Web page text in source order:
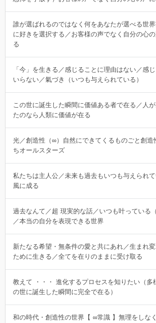
誰が選ばれるのではなく何をあなたが選べる世
に好きを選択する／お客様の声でなく自分の心
る
「今」を生きる／感じることに理由はない／感
いらない／氣づき（いつも与えられている）
この世に誕生した瞬間に価値ある者で在る／人
たのなら人類に価値が在る
光／創造性（∞）自然にできてくるものごと創造
ちオールスターズ
私たちは主人公／未来も過去もいつも与えられ
風に成る
過去なんて／超 現実的な話／いつも叶っている
／本当の自分を表現できる世界
新たなる希望・無条件の愛と共にあれ／生まれ
ために生きる／全てを在りのままに受け取る
教えて ・・・ 進化するプロセスを知りたい（多
の世に誕生した瞬間に完全で在る）
和の時代・創造性の世界【 ∞常識 】無理をしな